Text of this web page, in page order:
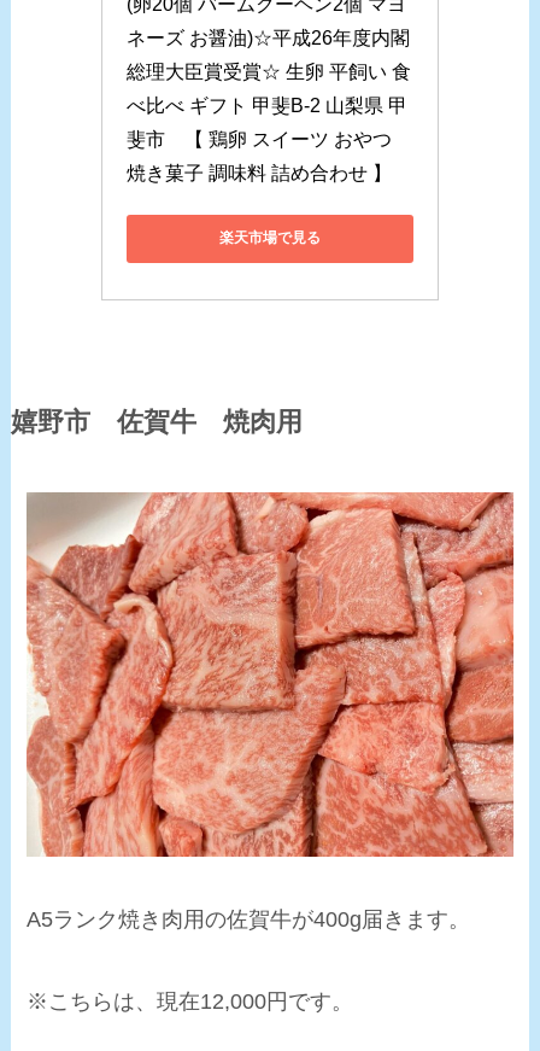
ネーズ お醤油)☆平成26年度内閣
総理大臣賞受賞☆ 生卵 平飼い 食
べ比べ ギフト 甲斐B-2 山梨県 甲
斐市　【 鶏卵 スイーツ おやつ
焼き菓子 調味料 詰め合わせ 】
楽天市場で見る
嬉野市 佐賀牛 焼肉用
A5ランク焼き肉用の佐賀牛が400g届きます。
※こちらは、現在12,000円です。